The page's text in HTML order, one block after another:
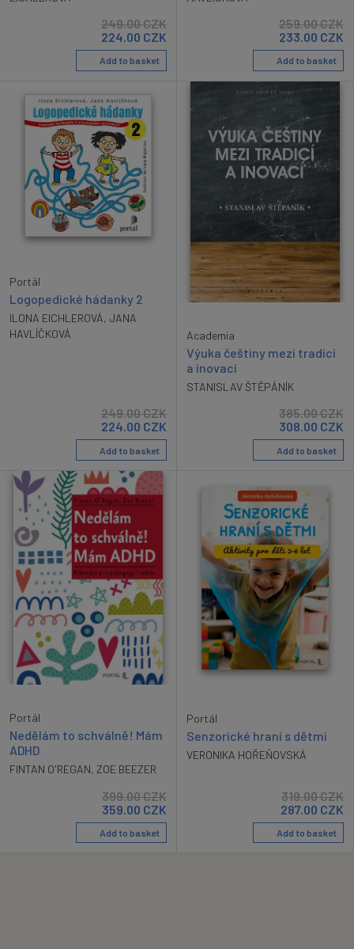
249.00CZK
224.00 CZK
Add to basket
259.00CZK
233.00 CZK
Add to basket
Portál
Logopedické hádanky 2
ILONA EICHLEROVÁ, JANA
HAVLÍČKOVÁ
249.00CZK
224.00 CZK
Add to basket
Academia
Výuka češtiny mezi tradicí
a inovací
STANISLAV ŠTĚPÁNÍK
385.00CZK
308.00 CZK
Add to basket
Portál
Nedělám to schválně! Mám
ADHD
FINTAN O'REGAN, ZOE BEEZER
399.00CZK
359.00 CZK
Add to basket
Portál
Senzorické hraní s dětmi
VERONIKA HOŘEŇOVSKÁ
319.00CZK
287.00 CZK
Add to basket